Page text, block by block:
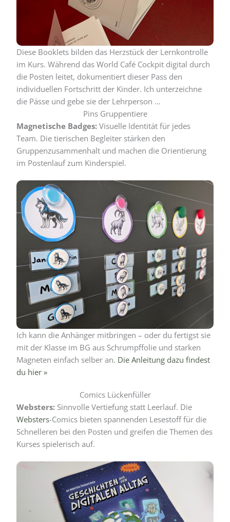
Diese Booklets bilden das Herzstück der Lernkontrolle
im Kurs. Während das World Café Cockpit digital durch
die Posten leitet, dokumentiert dieser Pass den
individuellen Fortschritt der Kinder. Ich unterzeichne
die Pässe und gebe sie der Lehrperson …
Pins Gruppentiere
Magnetische Badges:Visuelle Identität für jedes
Team. Die tierischen Begleiter stärken den
Gruppenzusammenhalt und machen die Orientierung
im Postenlauf zum Kinderspiel.
Ich kann die Anhänger mitbringen – oder du fertigst sie
mit der Klasse im BG aus Schrumpffolie und starken
Magneten einfach selber an. Die Anleitung dazu findest
du hier »
Comics Lückenfüller
Websters: Sinnvolle Vertiefung statt Leerlauf. Die
Websters-Comics bieten spannenden Lesestoff für die
Schnelleren bei den Posten und greifen die Themen des
Kurses spielerisch auf.